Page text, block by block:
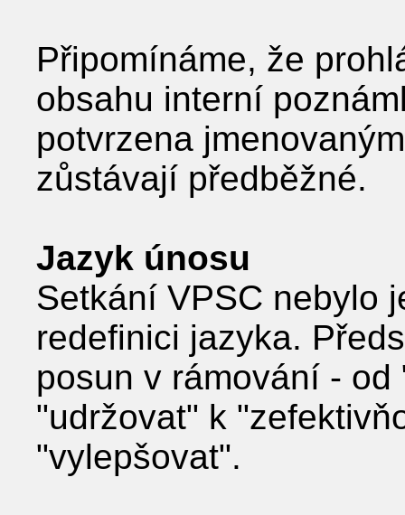
Připomínáme, že
obsahu interní
potvrzena
zůstávají předběžné.
Jazyk únosu
Setkání VPSC nebylo
redefinici jazyka.
posun v rámování -
"udržovat" k
"vylepšovat".